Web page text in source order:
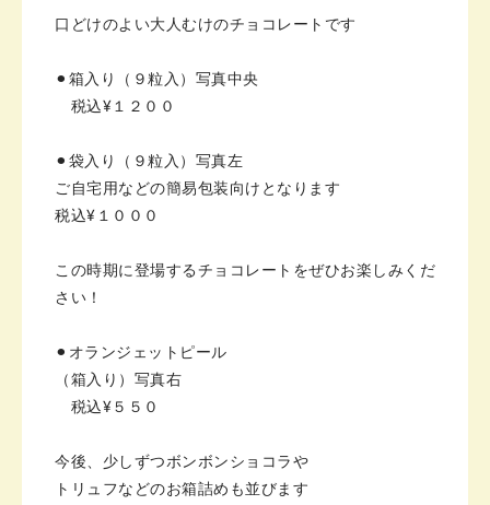
口どけのよい大人むけのチョコレートです
⚫︎箱入り（９粒入）写真中央
税込¥１２００
⚫︎袋入り（９粒入）写真左
ご自宅用などの簡易包装向け となります
税込¥１０００
この時期に登場するチョコレートをぜひお楽しみくだ
さい！
⚫︎オランジェットピール
（箱入り）写真右
税込¥５５０
今後、少しずつボンボンショコラや
トリュフなどのお箱詰めも並びます